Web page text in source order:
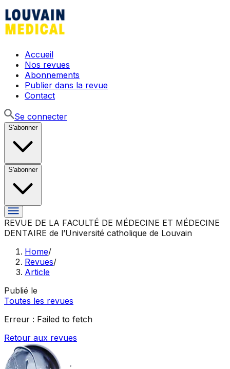
Accueil
Nos revues
Abonnements
Publier dans la revue
Contact
Se connecter
S'abonner
S'abonner
REVUE DE LA FACULTÉ DE MÉDECINE ET MÉDECINE
DENTAIRE de l’Université catholique de Louvain
Home/
Revues/
Article
Publié le
Toutes les revues
Erreur : Failed to fetch
Retour aux revues